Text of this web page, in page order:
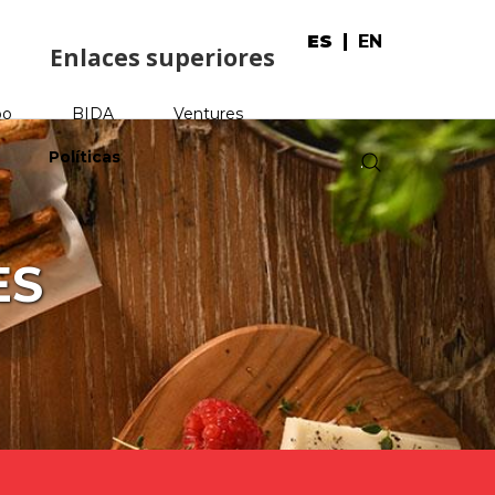
Enlaces superiores
BIDA Ventures
ES EN
Políticas .